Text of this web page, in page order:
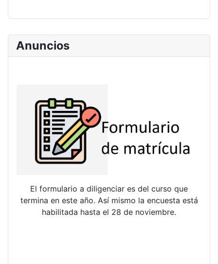
Anuncios
El formulario a diligenciar es del curso que
termina en este año. Así mismo la encuesta está
habilitada hasta el 28 de noviembre.